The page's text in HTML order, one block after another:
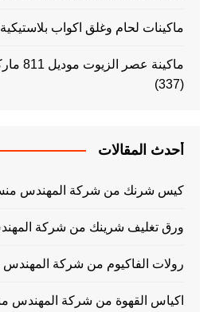
ماكينات لحام وغلق اكواب بلاستيكية
ماكينة عصر الزيوت موديل 811 ماركة المهندس منسي
(337)
أحدث المقالات
كيس شرنك من شركة المهندس
ورق تغليف شرينك من شركة
رولات الفاكيوم من شركة
اكياس القهوة من شركة المهندس